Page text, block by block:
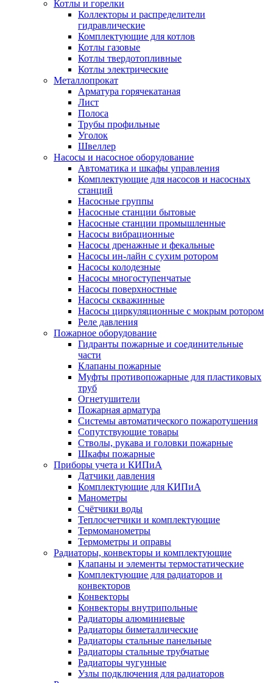
Котлы и горелки
Коллекторы и распределители
гидравлические
Комплектующие для котлов
Котлы газовые
Котлы твердотопливные
Котлы электрические
Металлопрокат
Арматура горячекатаная
Лист
Полоса
Трубы профильные
Уголок
Швеллер
Насосы и насосное оборудование
Автоматика и шкафы управления
Комплектующие для насосов и насосных
станций
Насосные группы
Насосные станции бытовые
Насосные станции промышленные
Насосы вибрационные
Насосы дренажные и фекальные
Насосы ин-лайн с сухим ротором
Насосы колодезные
Насосы многоступенчатые
Насосы поверхностные
Насосы скважинные
Насосы циркуляционные с мокрым ротором
Реле давления
Пожарное оборудование
Гидранты пожарные и соединительные
части
Клапаны пожарные
Муфты противопожарные для пластиковых
труб
Огнетушители
Пожарная арматура
Системы автоматического пожаротушения
Сопутствующие товары
Стволы, рукава и головки пожарные
Шкафы пожарные
Приборы учета и КИПиА
Датчики давления
Комплектующие для КИПиА
Манометры
Счётчики воды
Теплосчетчики и комплектующие
Термоманометры
Термометры и оправы
Радиаторы, конвекторы и комплектующие
Клапаны и элементы термостатические
Комплектующие для радиаторов и
конвекторов
Конвекторы
Конвекторы внутрипольные
Радиаторы алюминиевые
Радиаторы биметаллические
Радиаторы стальные панельные
Радиаторы стальные трубчатые
Радиаторы чугунные
Узлы подключения для радиаторов